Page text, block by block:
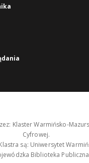
Klaster Warmińsko-
Cyfrowej.
są: Uniwersytet
Biblioteka